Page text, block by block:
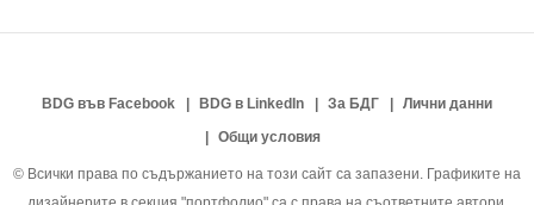
BDG във Facebook BDG в LinkedIn За БДГ
Лични данни
Общи условия
© Всички права по съдържанието на този сайт са запазени. Графиките на